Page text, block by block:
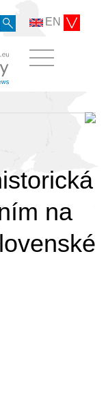
EN
na